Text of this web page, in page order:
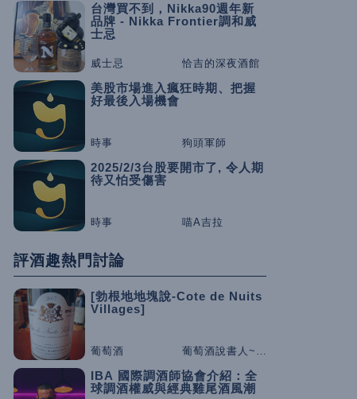
台灣買不到，Nikka90週年新
品牌 - Nikka Frontier調和威
士忌
威士忌 恰吉的深夜酒館
美股市場進入瘋狂時期、把握
好最後入場機會
時事 狗頭軍師
2025/2/3台股要開市了, 令人期
待又怕受傷害
時事 喵A吉拉
評酒趣熱門討論
[勃根地地塊說-Cote de Nuits
Villages]
葡萄酒 葡萄酒說書人~咕嚕桑
IBA 國際調酒師協會介紹：全
球調酒權威與經典雞尾酒風潮